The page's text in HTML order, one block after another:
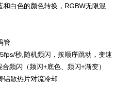
白色的颜色转换，RGBW无限混
管
秒,随机频闪，按顺序跳动，变速
频闪（频闪+底色、频闪+渐变）
散热片对流冷却